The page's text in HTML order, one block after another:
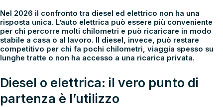
Nel 2026 il confronto tra diesel ed elettrico non ha una
risposta unica. L’auto elettrica può essere più conveniente
per chi percorre molti chilometri e può ricaricare in modo
stabile a casa o al lavoro. Il diesel, invece, può restare
competitivo per chi fa pochi chilometri, viaggia spesso su
lunghe tratte o non ha accesso a una ricarica privata.
Diesel o elettrica: il vero punto di
partenza è l’utilizzo